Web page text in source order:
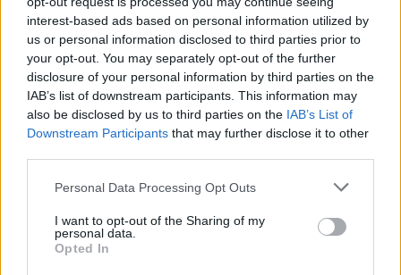
interest-based ads based on personal information utilized by
us or personal information disclosed to third parties prior to
your opt-out. You may separately opt-out of the further
disclosure of your personal information by third parties on the
IAB’s list of downstream participants. This information may
also be disclosed by us to third parties on the IAB’s List of
Downstream Participants that may further disclose it to other
Please note that this website/app uses one or more Google
not limited to your visit or usage behaviour. You may click to
grant or deny consent to Google and its third-party tags to
use your data for below specified purposes in below Google
Personal Data Processing Opt Outs
I want to opt-out of the Sharing of my
personal data.
Opted In
miatt minden egyes üzemeltető számára külön
jegyet kell vásárolni, és ezek nem alkotnak egységes
szállítási szerződést. Jelenleg folynak a munkálatok
egy egyszerűbb jegyértékesítési rendszer
bevezetésére 2025 első negyedévében.
A lett motorvonat (Fotók: B: Vivi)
teljes menetidő Tallinn és Vilnius között mintegy 10
és fél óra, de remélhetőleg az észtországi
infrastruktúra-javítások befejezésével ez egy órával
csökkenhet. A tervek szerint a jövőben az egyik